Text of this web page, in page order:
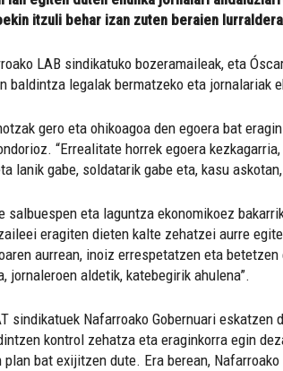
itzuli behar izan zuten beraien
LAB sindikatuko bozeramaileak, eta
baldintza legalak bermatzeko eta jornalariak
gero eta ohikoagoa den egoera bat
“Errealitate horrek egoera
lanik gabe, soldatarik gabe eta, kasu
salbuespen eta laguntza ekonomikoez
eragiten dieten kalte zehatzei aurre
aurrean, inoiz errespetatzen eta
jornaleroen aldetik, katebegirik ahulena”.
sindikatuek Nafarroako Gobernuari
kontrol zehatza eta eraginkorra egin
plan bat exijitzen dute. Era berean,